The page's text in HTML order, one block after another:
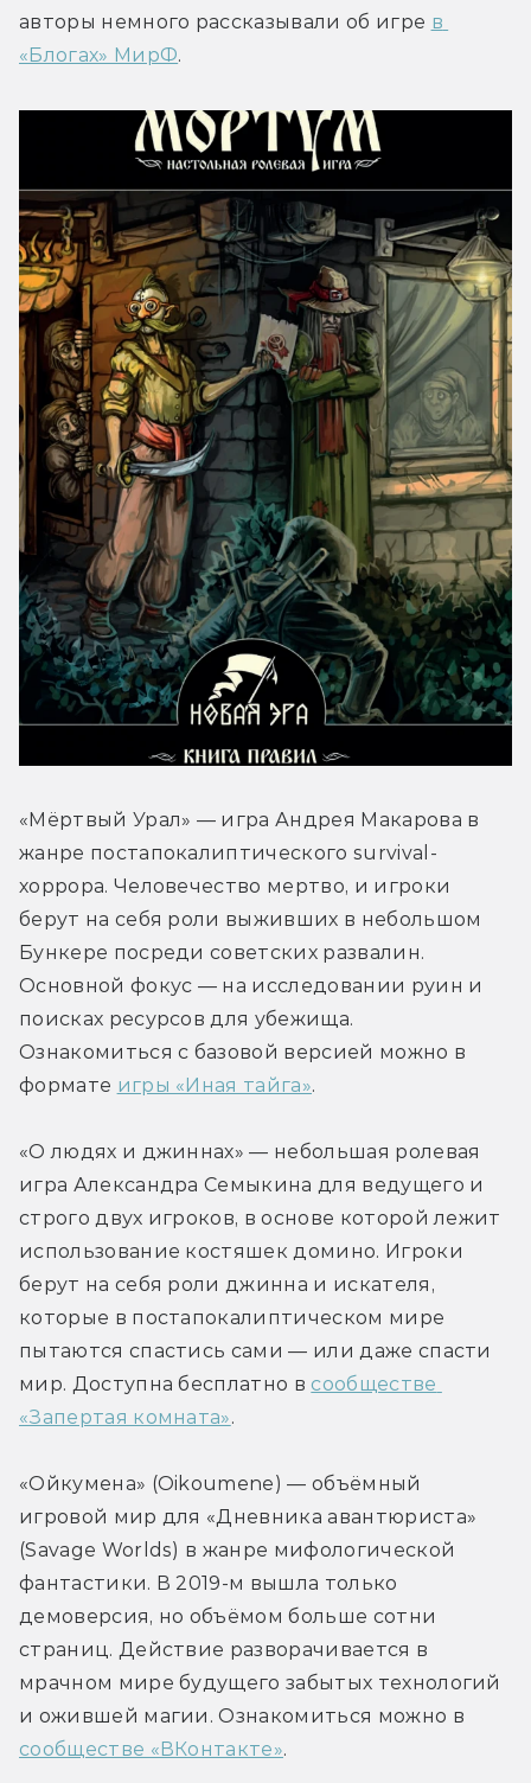
авторы немного рассказывали об игре в
«Блогах» МирФ.
«Мёртвый Урал» — игра Андрея Макарова в
жанре постапокалиптического survival-
хоррора. Человечество мертво, и игроки
берут на себя роли выживших в небольшом
Бункере посреди советских развалин.
Основной фокус — на исследовании руин и
поисках ресурсов для убежища.
Ознакомиться с базовой версией можно в
формате игры «Иная тайга».
«О людях и джиннах» — небольшая ролевая
игра Александра Семыкина для ведущего и
строго двух игроков, в основе которой лежит
использование костяшек домино. Игроки
берут на себя роли джинна и искателя,
которые в постапокалиптическом мире
пытаются спастись сами — или даже спасти
мир. Доступна бесплатно в сообществе
«Запертая комната».
«Ойкумена» (Oikoumene) — объёмный
игровой мир для «Дневника авантюриста»
(Savage Worlds) в жанре мифологической
фантастики. В 2019-м вышла только
демоверсия, но объёмом больше сотни
страниц. Действие разворачивается в
мрачном мире будущего забытых технологий
сообществе «ВКонтакте».